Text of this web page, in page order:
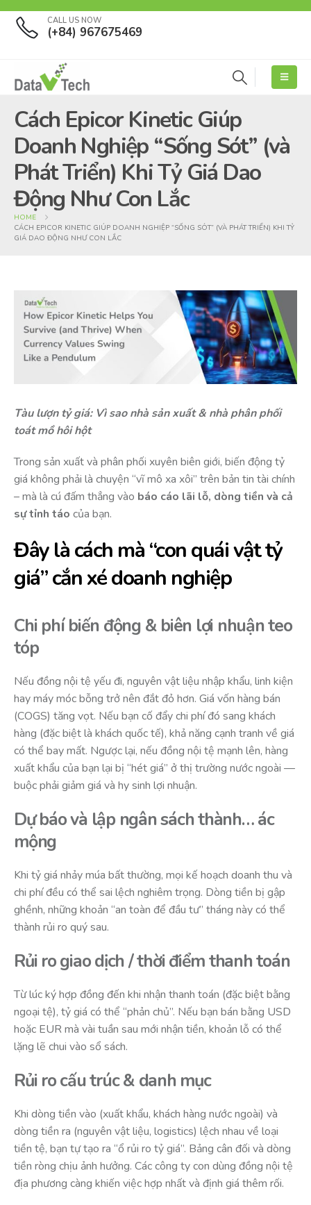
CALL US NOW
(+84) 967675469
Cách Epicor Kinetic Giúp
Doanh Nghiệp “Sống Sót” (và
Phát Triển) Khi Tỷ Giá Dao
Động Như Con Lắc
HOME
CÁCH EPICOR KINETIC GIÚP DOANH NGHIỆP “SỐNG SÓT” (VÀ PHÁT TRIỂN) KHI TỶ
GIÁ DAO ĐỘNG NHƯ CON LẮC
Tàu lượn tỷ giá: Vì sao nhà sản xuất & nhà phân phối
toát mồ hôi hột
Trong sản xuất và phân phối xuyên biên giới, biến động tỷ
giá không phải là chuyện “vĩ mô xa xôi” trên bản tin tài chính
– mà là cú đấm thẳng vào báo cáo lãi lỗ, dòng tiền và cả
sự tỉnh táo của bạn.
Đây là cách mà “con quái vật tỷ
giá” cắn xé doanh nghiệp
Chi phí biến động & biên lợi nhuận teo
tóp
Nếu đồng nội tệ yếu đi, nguyên vật liệu nhập khẩu, linh kiện
hay máy móc bỗng trở nên đắt đỏ hơn. Giá vốn hàng bán
(COGS) tăng vọt. Nếu bạn cố đẩy chi phí đó sang khách
hàng (đặc biệt là khách quốc tế), khả năng cạnh tranh về giá
có thể bay mất. Ngược lại, nếu đồng nội tệ mạnh lên, hàng
xuất khẩu của bạn lại bị “hét giá” ở thị trường nước ngoài —
buộc phải giảm giá và hy sinh lợi nhuận.
Dự báo và lập ngân sách thành… ác
mộng
Khi tỷ giá nhảy múa bất thường, mọi kế hoạch doanh thu và
chi phí đều có thể sai lệch nghiêm trọng. Dòng tiền bị gập
ghềnh, những khoản “an toàn để đầu tư” tháng này có thể
thành rủi ro quý sau.
Rủi ro giao dịch / thời điểm thanh toán
Từ lúc ký hợp đồng đến khi nhận thanh toán (đặc biệt bằng
ngoại tệ), tỷ giá có thể “phản chủ”. Nếu bạn bán bằng USD
hoặc EUR mà vài tuần sau mới nhận tiền, khoản lỗ có thể
lặng lẽ chui vào sổ sách.
Rủi ro cấu trúc & danh mục
Khi dòng tiền vào (xuất khẩu, khách hàng nước ngoài) và
dòng tiền ra (nguyên vật liệu, logistics) lệch nhau về loại
tiền tệ, bạn tự tạo ra “ổ rủi ro tỷ giá”. Bảng cân đối và dòng
tiền ròng chịu ảnh hưởng. Các công ty con dùng đồng nội tệ
địa phương càng khiến việc hợp nhất và định giá thêm rối.